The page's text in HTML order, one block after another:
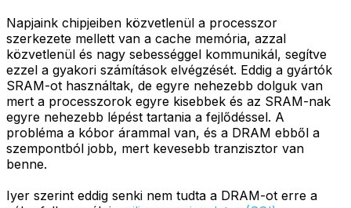
Napjaink chipjeiben közvetlenül a processzor
szerkezete mellett van a cache memória, azzal
közvetlenül és nagy sebességgel kommunikál, segítve
ezzel a gyakori számítások elvégzését. Eddig a gyártók
SRAM-ot használtak, de egyre nehezebb dolguk van
mert a processzorok egyre kisebbek és az SRAM-nak
egyre nehezebb lépést tartania a fejlődéssel. A
probléma a kóbor árammal van, és a DRAM ebből a
szempontból jobb, mert kevesebb tranzisztor van
benne.
Iyer szerint eddig senki nem tudta a DRAM-ot erre a